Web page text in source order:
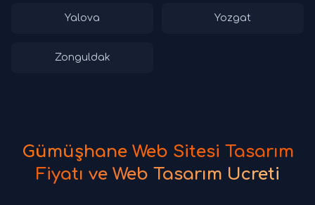
Yalova Yozgat
Zonguldak
Gümüşhane Web Sitesi Tasarım
Fiyatı ve Web Tasarım Ücreti